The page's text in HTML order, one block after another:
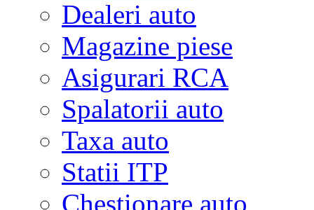
Dealeri auto
Magazine piese
Asigurari RCA
Spalatorii auto
Taxa auto
Statii ITP
Chestionare auto